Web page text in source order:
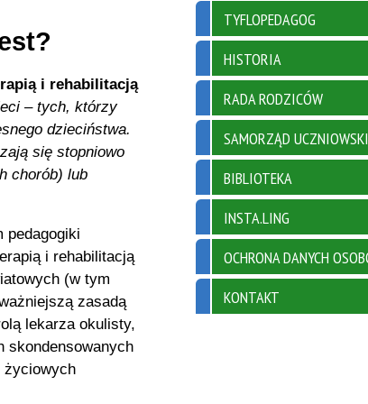
i rehabilitacją
– tych, którzy
dzieciństwa.
się stopniowo
chorób) lub
pedagogiki
i rehabilitacją
(w tym
zasadą
lekarza okulisty,
skondensowanych
życiowych
TYFLOPEDAGOG
HISTORIA
RADA RODZICÓW
SAMORZĄD UCZNIOWSKI
BIBLIOTEKA
INSTA.LING
OCHRONA DANYCH
KONTAKT